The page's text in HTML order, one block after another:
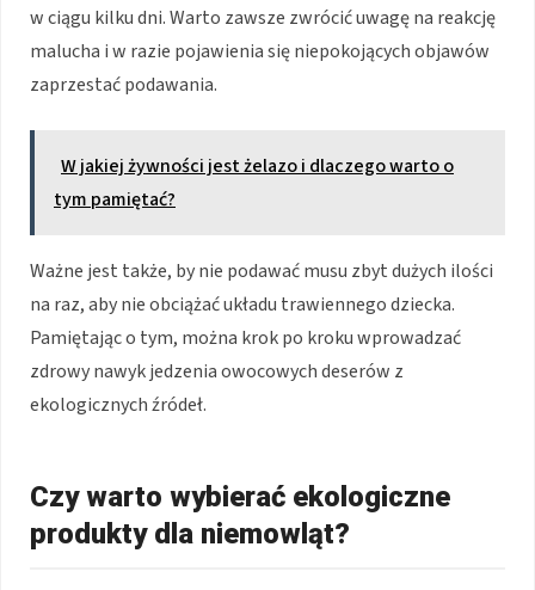
w ciągu kilku dni. Warto zawsze zwrócić uwagę na reakcję
malucha i w razie pojawienia się niepokojących objawów
zaprzestać podawania.
W jakiej żywności jest żelazo i dlaczego warto o
tym pamiętać?
Ważne jest także, by nie podawać musu zbyt dużych ilości
na raz, aby nie obciążać układu trawiennego dziecka.
Pamiętając o tym, można krok po kroku wprowadzać
zdrowy nawyk jedzenia owocowych deserów z
ekologicznych źródeł.
Czy warto wybierać ekologiczne
produkty dla niemowląt?